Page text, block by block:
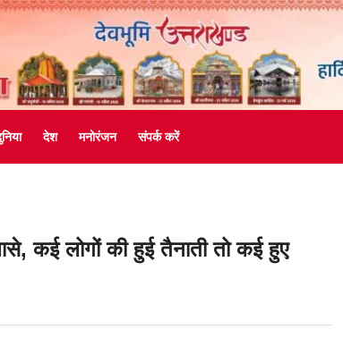
देश मनोरंजन संपर्क करें
कई लोगों की हुई तैनाती तो कई हुए